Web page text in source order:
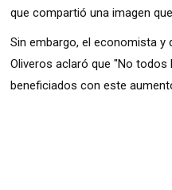
que compartió una imagen
Sin embargo, el economista y
Oliveros aclaró que "No
beneficiados con este